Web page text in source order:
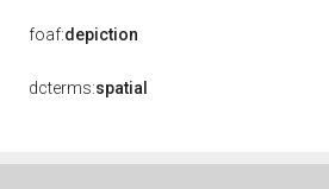
foaf:depiction
dcterms:spatial